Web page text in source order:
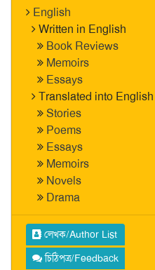
English
Written in English
Book Reviews
Memoirs
Essays
Translated into English
Stories
Poems
Essays
Memoirs
Novels
Drama
লেখক/Author List
চিঠিপত্র/Feedback